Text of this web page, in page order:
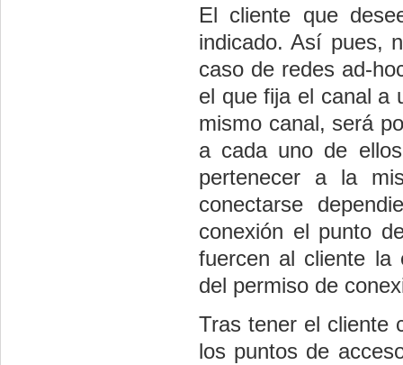
El cliente que
indicado. Así pues,
caso de redes ad-
el que fija el canal a
mismo canal, será
a cada uno de
pertenecer a la
conectarse
conexión el punto
fuercen al cliente la
del permiso de
Tras tener el cliente
los puntos de